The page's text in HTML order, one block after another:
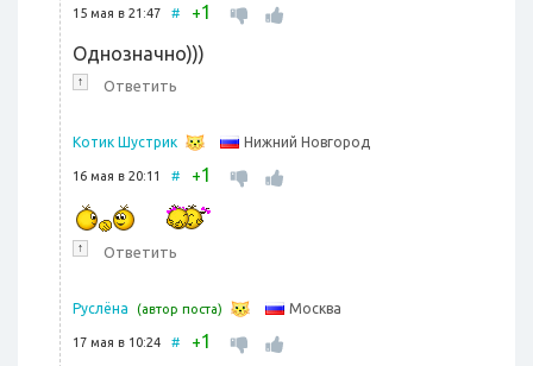
15 мая в 21:47 # +1
Однозначно)))
↑ Ответить
Котик Шустрик Нижний Новгород
16 мая в 20:11 # +1
↑ Ответить
Руслёна (автор поста) Москва
17 мая в 10:24 # +1